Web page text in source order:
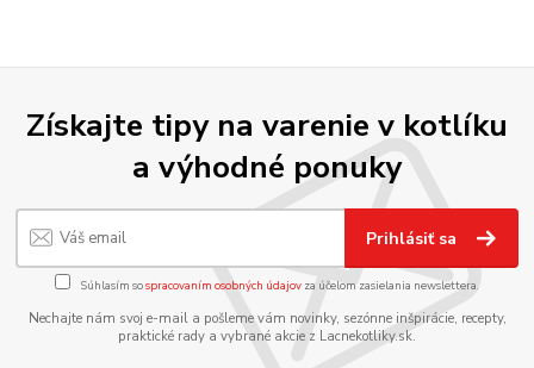
Získajte tipy na varenie v kotlíku
a výhodné ponuky
Prihlásiť sa
Súhlasím sospracovaním osobných údajov za účelom zasielania newslettera.
Nechajte nám svoj e-mail a pošleme vám novinky, sezónne inšpirácie, recepty,
praktické rady a vybrané akcie z Lacnekotliky.sk.